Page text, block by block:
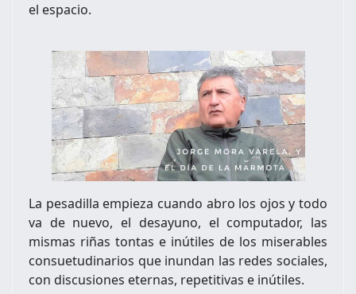
el espacio.
La pesadilla empieza cuando abro los ojos y todo
va de nuevo, el desayuno, el computador, las
mismas riñas tontas e inútiles de los miserables
consuetudinarios que inundan las redes sociales,
con discusiones eternas, repetitivas e inútiles.